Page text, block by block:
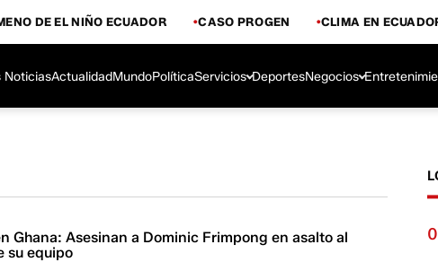
DE EL NIÑO ECUADOR CASO PROGEN CLIMA EN
NoticiasActualidadMundoPolíticaServicios DeportesNegocios
Ghana: Asesinan a Dominic Frimpong en asalto al
su equipo